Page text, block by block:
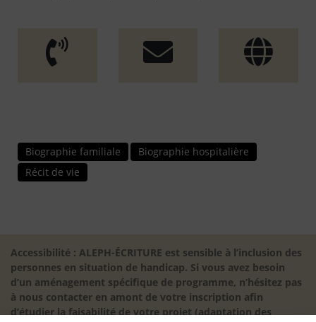
Biographie familiale
Biographie hospitalière
Récit de vie
Accessibilité : ALEPH-ÉCRITURE est sensible à l’inclusion des
personnes en situation de handicap. Si vous avez besoin
d’un aménagement spécifique de programme, n’hésitez pas
à nous contacter en amont de votre inscription afin
d’étudier la faisabilité de votre projet (adaptation des